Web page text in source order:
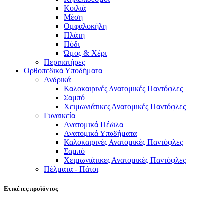
Κοιλιά
Μέση
Ομφαλοκήλη
Πλάτη
Πόδι
Ώμος & Χέρι
Περιπατήρες
Ορθοπεδικά Υποδήματα
Ανδρικά
Καλοκαιρινές Ανατομικές Παντόφλες
Σαμπό
Χειμωνιάτικες Ανατομικές Παντόφλες
Γυναικεία
Ανατομικά Πέδιλα
Ανατομικά Υποδήματα
Καλοκαιρινές Ανατομικές Παντόφλες
Σαμπό
Χειμωνιάτικες Ανατομικές Παντόφλες
Πέλματα - Πάτοι
Ετικέτες προϊόντος